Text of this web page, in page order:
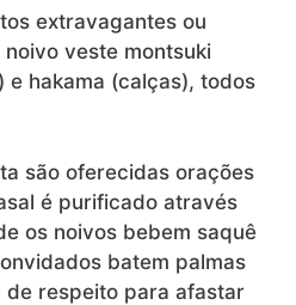
extravagantes ou
veste montsuki
e hakama (calças), todos
são oferecidas orações
é purificado através
os noivos bebem saquê
batem palmas
de respeito para afastar